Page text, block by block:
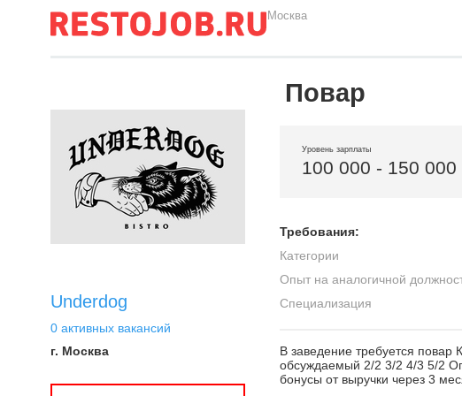
Москва
Underdog
0 активных вакансий
г. Москва
Повар
Уровень зарплаты
100 000 - 150 000
Требования:
Категории
Опыт на аналогичной
Специализация
В заведение требуется
обсуждаемый 2/2 3/2 4/3 5/2
бонусы от выручки через 3